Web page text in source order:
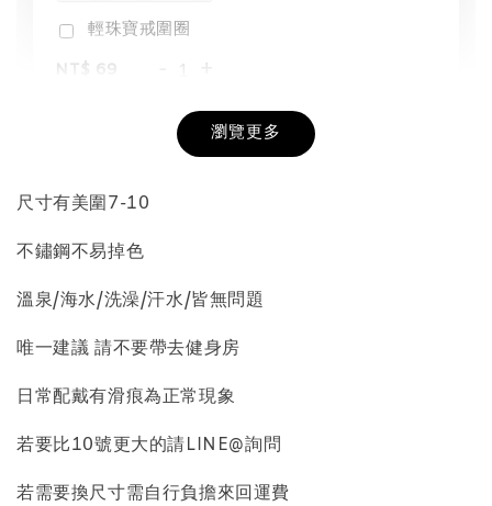
輕珠寶戒圍圈
NT$ 69
+
瀏覽更多
尺寸有美圍7-10
不鏽鋼不易掉色
溫泉/海水/洗澡/汗水/皆無問題
唯一建議 請不要帶去健身房
日常配戴有滑痕為正常現象
若要比10號更大的請LINE@詢問
若需要換尺寸需自行負擔來回運費